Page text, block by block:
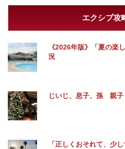
エクシブ攻
《2026年版》「夏の楽
況
じいじ、息子、孫 親子
「正しくおそれて、少